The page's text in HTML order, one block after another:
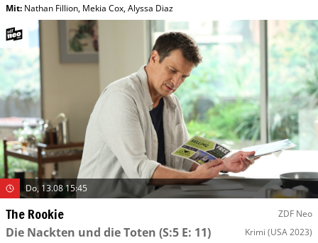
Mit: Nathan Fillion, Mekia Cox,Alyssa Diaz
Do, 13.08 15:45
The Rookie ZDF Neo
Die Nackten und die Toten (S:5 E: 11) Krimi (USA 2023)